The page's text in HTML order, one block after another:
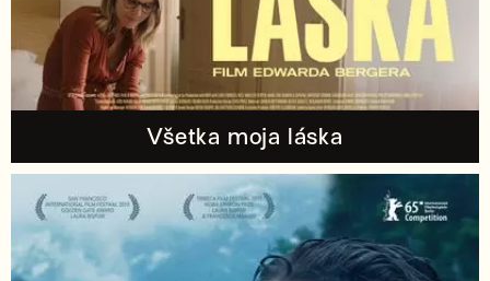
Všetka moja láska